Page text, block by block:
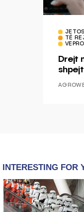
TË
Drejt